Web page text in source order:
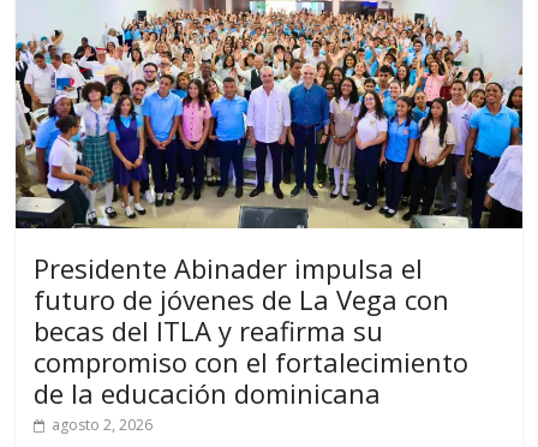
Presidente Abinader impulsa el
futuro de jóvenes de La Vega con
becas del ITLA y reafirma su
compromiso con el fortalecimiento
de la educación dominicana
agosto 2, 2026